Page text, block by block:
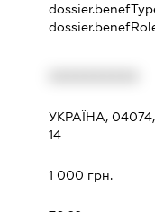
УКРАЇНА,
14
1 000 грн.